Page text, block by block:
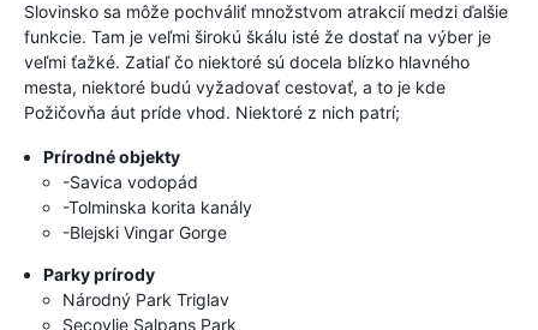
Slovinsko sa môže pochváliť množstvom atrakcií medzi ďalšie
funkcie. Tam je veľmi širokú škálu isté že dostať na výber je
veľmi ťažké. Zatiaľ čo niektoré sú docela blízko hlavného
mesta, niektoré budú vyžadovať cestovať, a to je kde
Požičovňa áut príde vhod. Niektoré z nich patrí;
Prírodné objekty
-Savica vodopád
-Tolminska korita kanály
-Blejski Vingar Gorge
Parky prírody
Národný Park Triglav
Secovlje Salpans Park